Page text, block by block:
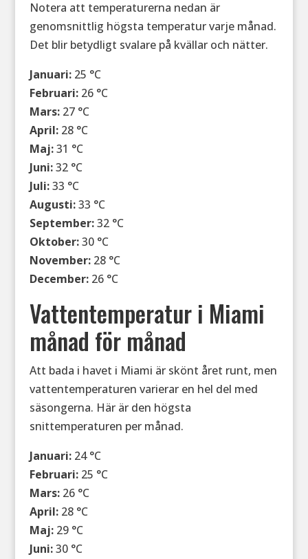
Notera att temperaturerna nedan är
genomsnittlig högsta temperatur varje månad.
Det blir betydligt svalare på kvällar och nätter.
Januari:25 °C
Februari:26 °C
Mars:27 °C
April:28 °C
Maj:31 °C
Juni:32 °C
Juli:33 °C
Augusti:33 °C
September:32 °C
Oktober:30 °C
November:28 °C
December:26 °C
Vattentemperatur i Miami
månad för månad
Att bada i havet i Miami är skönt året runt, men
vattentemperaturen varierar en hel del med
säsongerna. Här är den högsta
snittemperaturen per månad.
Januari:24 °C
Februari:25 °C
Mars:26 °C
April:28 °C
Maj:29 °C
Juni:30 °C